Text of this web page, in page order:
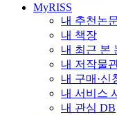
MyRISS
내 추천논
내 책장
내 최근 본
내 저작물
내 구매·신
내 서비스
내 관심 DB